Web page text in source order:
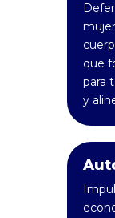
que
para
y